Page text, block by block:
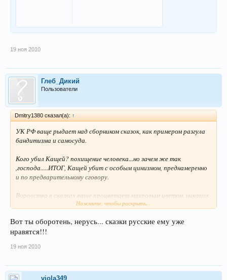
19 ноя 2010
Глеб_Дикий
Пользователи
Dmitry1380 сказал(а): ↑
УК РФ ваще рыдает над сборником сказок, как примером разгула
бандитизма и самосуда.
Кого убил Кащей? похищение человека...но зачем же так
,господа.....ИТОГ, Кащей убит с особым цинизмом, преднамеренно
и по предварительному сговору.
Воровство в сказках ваще процветает махровым цветом, никаких
ограничений,бери Емеля молодильное яблочко, Серый Волк
Мошенничество уже просто проходит как детская забава-
смекалку.
Дюймовочка за еду пошедшая по рукам, даже до Крота дошла,ну е
мое.
Нажмите, чтобы раскрыть...
Вот ты оборотень, нерусь... сказки русские ему уже
нравятся!!!
19 ноя 2010
viola349